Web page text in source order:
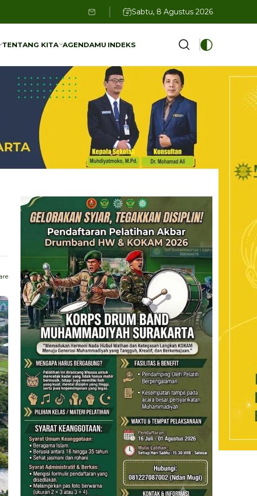
Sabtu, 8 Agustus 2026
TENTANG KITA AGENDAMU INDEKS